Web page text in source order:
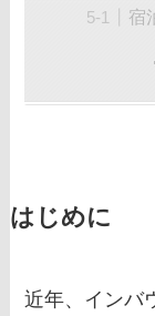
宿
はじめに
近年、インバ